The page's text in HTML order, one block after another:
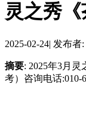
灵之秀
2025-02-24| 发布者:
摘要: 2025年3月
考）咨询电话:010-